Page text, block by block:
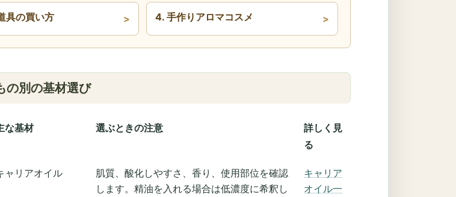
具の買い方 4. 手作りアロマコスメ
の別の基材選び
な基材 選ぶときの注意
詳しく見
る
ャリアオイル
肌質、酸化しやすさ、香り、使用部位を確認
します。精油を入れる場合は低濃度に希釈し
キャリア
オイル一